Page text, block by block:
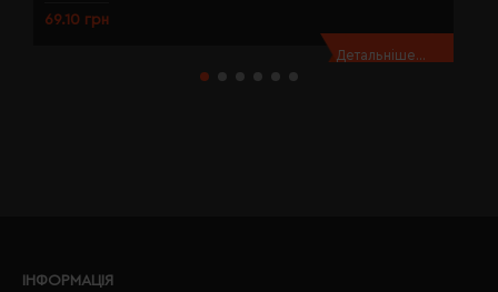
69.10 грн
Детальніше...
ІНФОРМАЦІЯ